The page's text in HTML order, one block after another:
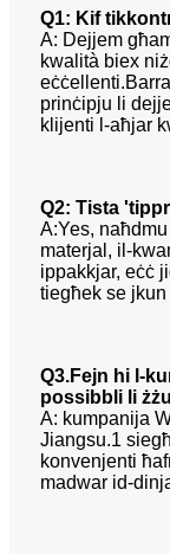
Q1: Kif
A: Dejjem
kwalità biex
prinċipju li
klijenti l-aħjar
Q2: Tista
A:Yes,
materjal, il-
ippakkjar, eċċ
tiegħek se
Q3.Fejn hi l-
possibbli li
A: kumpanija
Jiangsu.1
konvenjenti
madwar id-